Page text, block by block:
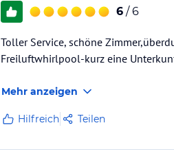
6 / 6
Toller Service, schöne
Freiluftwhirlpool-kurz eine
Mehr anzeigen
Hilfreich Teilen